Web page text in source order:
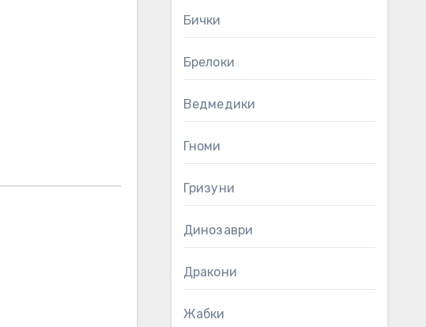
Бички
Брелоки
Ведмедики
Гноми
Гризуни
Динозаври
Дракони
Жабки